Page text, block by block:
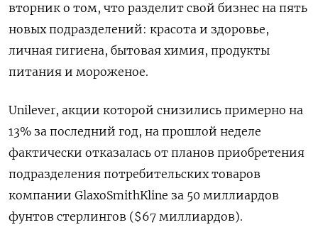
вторник о том, что разделит свой бизнес на пять
новых подразделений: красота и здоровье,
личная гигиена, бытовая химия, продукты
питания и мороженое.
Unilever, акции которой снизились примерно на
13% за последний год, на прошлой неделе
фактически отказалась от планов приобретения
подразделения потребительских товаров
компании GlaxoSmithKline за 50 миллиардов
фунтов стерлингов ($67 миллиардов).